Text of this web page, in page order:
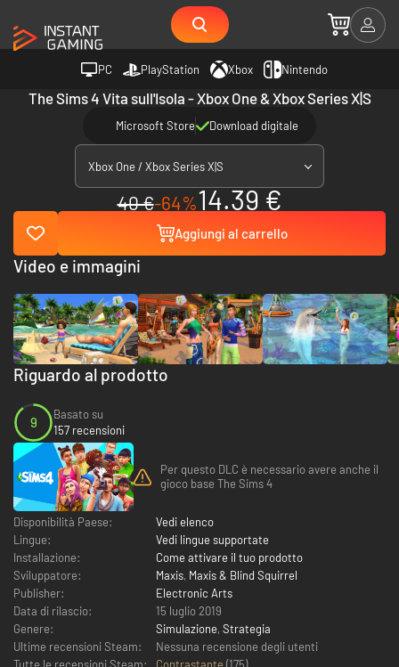
PC PlayStation Xbox Nintendo
The Sims 4 Vita sull'Isola - Xbox One & Xbox Series X|S
Microsoft Store Download digitale
Xbox One / Xbox Series X|S
40 €-64%14.39 €
Aggiungi al carrello
Riguardo al prodotto
9
Basato su
157 recensioni
Per questo DLC è necessario avere anche il
gioco base The Sims 4
Disponibilità Paese:
Vedi elenco
Lingue:
Vedi lingue supportate
Installazione:
Come attivare il tuo prodotto
Sviluppatore:
Maxis, Maxis & Blind Squirrel
Publisher:
Electronic Arts
Data di rilascio:
15 luglio 2019
Genere:
Simulazione, Strategia
Ultime recensioni Steam:
Nessuna recensione degli utenti
Tutte le recensioni Steam:
Contrastante (175)
Video e immagini